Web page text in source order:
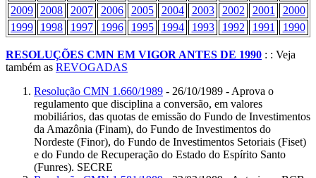
2009
2008 2007 2006 2005 2004 2003 2002 2001
2000
1999
1998 1997 1996 1995 1994 1993 1992 1991 1990
RESOLUÇÕES CMN EM VIGOR ANTES DE 1990 : : Veja
também as REVOGADAS
Resolução CMN 1.660/1989 - 26/10/1989 - Aprova o
regulamento que disciplina a conversão, em valores
mobiliários, das quotas de emissão do Fundo de Investimentos
da Amazônia (Finam), do Fundo de Investimentos do
Nordeste (Finor), do Fundo de Investimentos Setoriais (Fiset)
e do Fundo de Recuperação do Estado do Espírito Santo
(Funres). SECRE